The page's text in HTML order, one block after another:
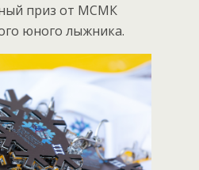
приз от МСМК
юного лыжника.